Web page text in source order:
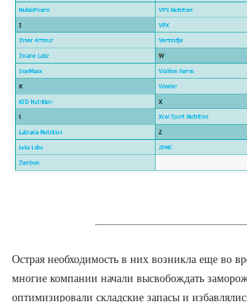
Острая необходимость в них возникла еще во
многие компании начали высвобождать
оптимизировали складские запасы и